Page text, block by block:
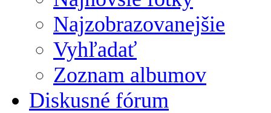
Najzobrazovanejšie
Vyhľadať
Zoznam albumov
Diskusné fórum